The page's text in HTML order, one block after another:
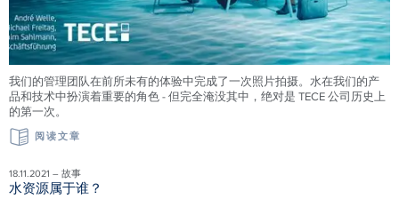
我们的管理团队在前所未有的体验中完成了一次照片拍摄。水在我们的产
品和技术中扮演着重要的角色 - 但完全淹没其中，绝对是 TECE 公司历史上
的第一次。
阅读文章
18.11.2021 – 故事
水资源属于谁？